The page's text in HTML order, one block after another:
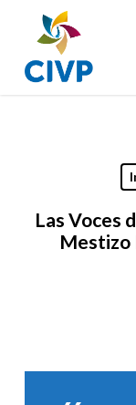
main
content
Las Voces
Mestizo